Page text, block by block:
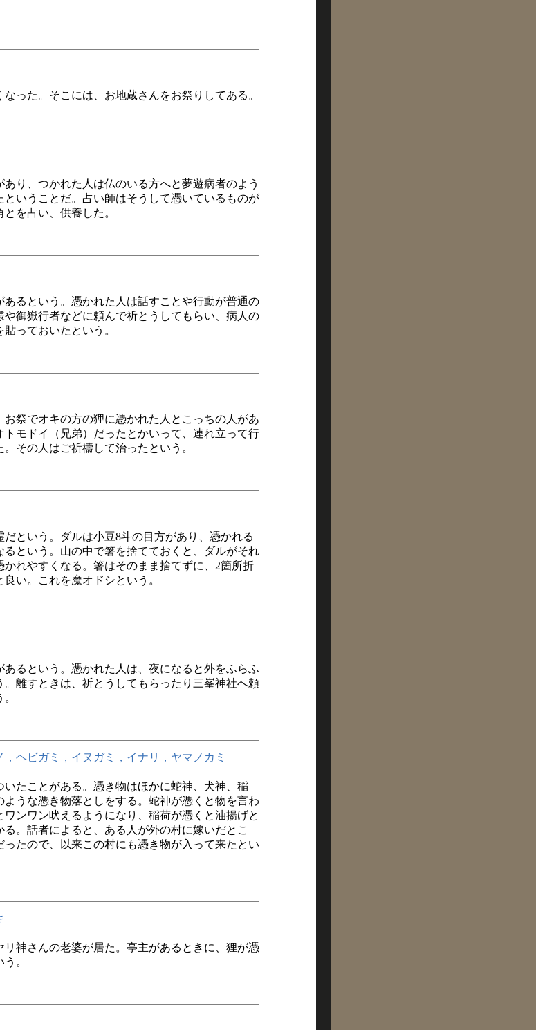
った。そこには、お地蔵さんをお祭りしてある。
り、つかれた人は仏のいる方へと夢遊病者のよう
ということだ。占い師はそうして憑いているものが
を占い、供養した。
あるという。憑かれた人は話すことや行動が普通の
や御嶽行者などに頼んで祈とうしてもらい、病人の
っておいたという。
祭でオキの方の狸に憑かれた人とこっちの人があ
トモドイ（兄弟）だったとかいって、連れ立って行
その人はご祈禱して治ったという。
だという。ダルは小豆8斗の目方があり、憑かれる
るという。山の中で箸を捨てておくと、ダルがそれ
かれやすくなる。箸はそのまま捨てずに、2箇所折
い。これを魔オドシという。
あるという。憑かれた人は、夜になると外をふらふ
。離すときは、祈とうしてもらったり三峯神社へ頼
，ヘビガミ，イヌガミ，イナリ，ヤマノカミ
たことがある。憑き物はほかに蛇神、犬神、稲
うな憑き物落としをする。蛇神が憑くと物を言わ
ンワン吠えるようになり、稲荷が憑くと油揚げと
。話者によると、ある人が外の村に嫁いだとこ
ったので、以来この村にも憑き物が入って来たとい
リ神さんの老婆が居た。亭主があるときに、狸が憑
。